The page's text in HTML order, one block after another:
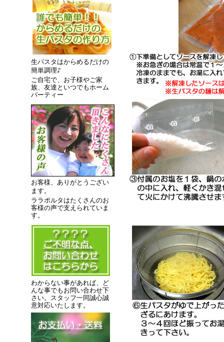
生パスタはからめるだけの
簡単調理♪
ご自宅で、お子様やご家
族、友達といつでもホーム
パーティー
お客様、ありがとうござい
ます。
ララポルタはたくさんのお
客様の声で支えられていま
す。
わからない事があれば、ど
んな事でもお問い合わせ下
さい。スタッフ一同誠心誠
意対応いたします。